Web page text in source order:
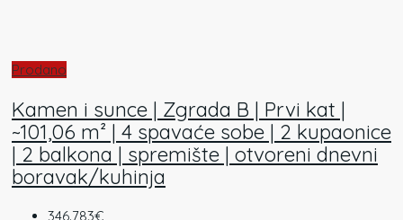
Prodano
Kamen i sunce | Zgrada B | Prvi kat |
~101,06 m² | 4 spavaće sobe | 2 kupaonice
| 2 balkona | spremište | otvoreni dnevni
boravak/kuhinja
346.783€